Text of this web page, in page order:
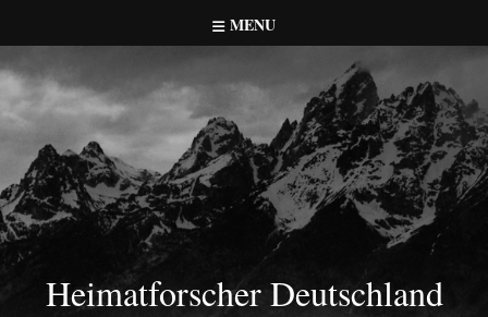
to
content
MENU
Heimatforscher Deutschland